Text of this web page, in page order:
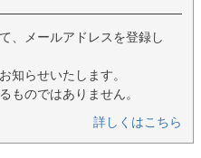
、メールアドレスを登録し
知らせいたします。
ものではありません。
詳しくはこちら